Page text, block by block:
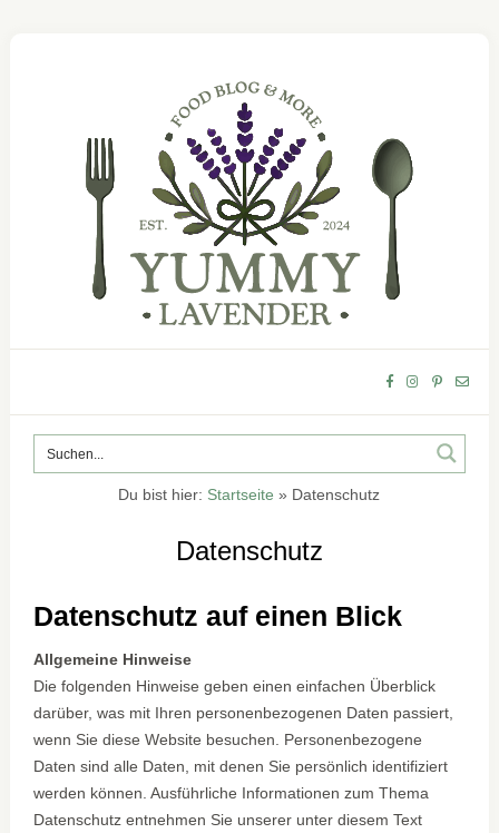
Du bist hier: Startseite » Datenschutz
Datenschutz
Datenschutz auf einen Blick
Allgemeine Hinweise
Die folgenden Hinweise geben einen einfachen Überblick
darüber, was mit Ihren personenbezogenen Daten passiert,
wenn Sie diese Website besuchen. Personenbezogene
Daten sind alle Daten, mit denen Sie persönlich identifiziert
werden können. Ausführliche Informationen zum Thema
Datenschutz entnehmen Sie unserer unter diesem Text